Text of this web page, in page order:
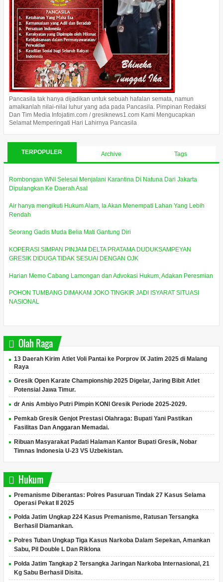
Pancasila tak hanya dijadikan untuk sebuah hafalan semata, namun
amalkanlah nilai-nilai luhur yang ada pada Pancasila. Pimpinan Redaksi
Dan Tim Media Infojatim.com / gresiknews1.com Kami Mengucapkan
Selamat Memperingati Hari Lahirnya Pancasila
TERPOPULER Archive Tags
Rombongan WNI Selesai Menjalani Karantina Di Natuna Dari Jakarta
Dipulangkan Ke Daerah Asal
Air hanya mengikuti Hukum Alam, Ia Akan Menempati Lahan Yang Lebih
Rendah
Seorang Gadis Muda Belia Mati Gantung Diri
KOPERASI SIMPAN PINJAM DELTA PRATAMA DUDUKSAMPEYAN
GRESIK DIDUGA TIDAK SESUAI DENGAN OJK
Harian Memo Cabang Lamongan dan Advokasi Hukum, Adakan Peresmian
POHON TUMBANG DIMAKAM JOKO TINGKIR JADI ISYARAT SITUASI
NASIONAL
Olah Raga
13 Daerah Kirim Atlet Voli Pantai ke Porprov IX Jatim 2025 di Malang
Raya
Gresik Open Karate Championship 2025 Digelar, Jaring Bibit Atlet
Potensial Jawa Timur.
dr Anis Ambiyo Putri Pimpin KONI Gresik Periode 2025-2029.
Pemkab Gresik Genjot Prestasi Olahraga: Bupati Yani Pastikan
Fasilitas Dan Anggaran Memadai.
Ribuan Masyarakat Padati Halaman Kantor Bupati Gresik, Nobar
Timnas Indonesia U-23 VS Uzbekistan.
Hukum
Premanisme Diberantas: Polres Pasuruan Tindak 27 Kasus Selama
Operasi Pekat II 2025
Polda Jatim Ungkap 224 Kasus Premanisme, Ratusan Tersangka
Berhasil Diamankan.
Polres Tuban Ungkap Tiga Kasus Narkoba Dalam Sepekan, Amankan
Sabu, Pil Double L Dan Riklona
Polda Jatim Tangkap 2 Tersangka Jaringan Narkoba Internasional, 21
Kg Sabu Berhasil Disita.